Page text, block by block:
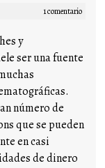
1 comentario
y
ser una fuente
número de
que se pueden
en casi
de dinero